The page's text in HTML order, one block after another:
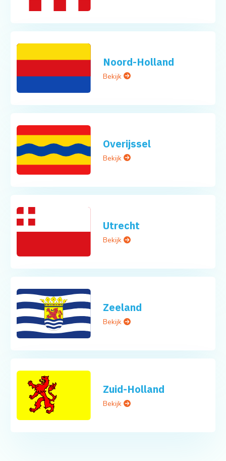
Noord-Holland
Bekijk
Overijssel
Bekijk
Utrecht
Bekijk
Zeeland
Bekijk
Zuid-Holland
Bekijk